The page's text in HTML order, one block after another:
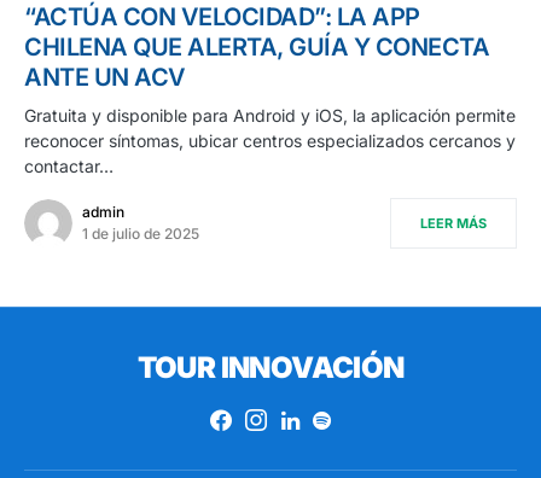
“ACTÚA CON VELOCIDAD”: LA APP
CHILENA QUE ALERTA, GUÍA Y CONECTA
ANTE UN ACV
Gratuita y disponible para Android y iOS, la aplicación permite
reconocer síntomas, ubicar centros especializados cercanos y
contactar…
admin
1 de julio de 2025
LEER MÁS
TOUR INNOVACIÓN